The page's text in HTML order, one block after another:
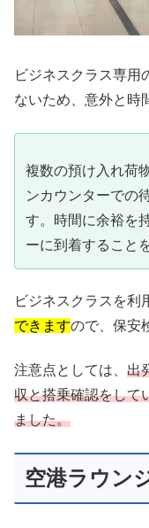
ビジネスクラス専用
ないため、意外と時
複数の預け入れ荷
ンカウンターでの
す。時間に余裕を
ーに到着すること
ビジネスクラスを利
できますので、保安
注意点としては、 出
収と搭乗確認をして
ました。
空港ラウン